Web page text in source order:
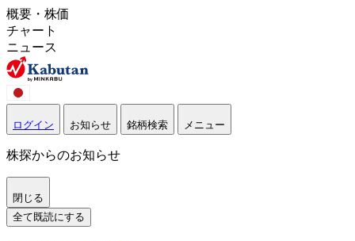
概要・株価
チャート
ニュース
ログイン お知らせ 銘柄検索 メニュー
株探からのお知らせ
閉じる
全て既読にする